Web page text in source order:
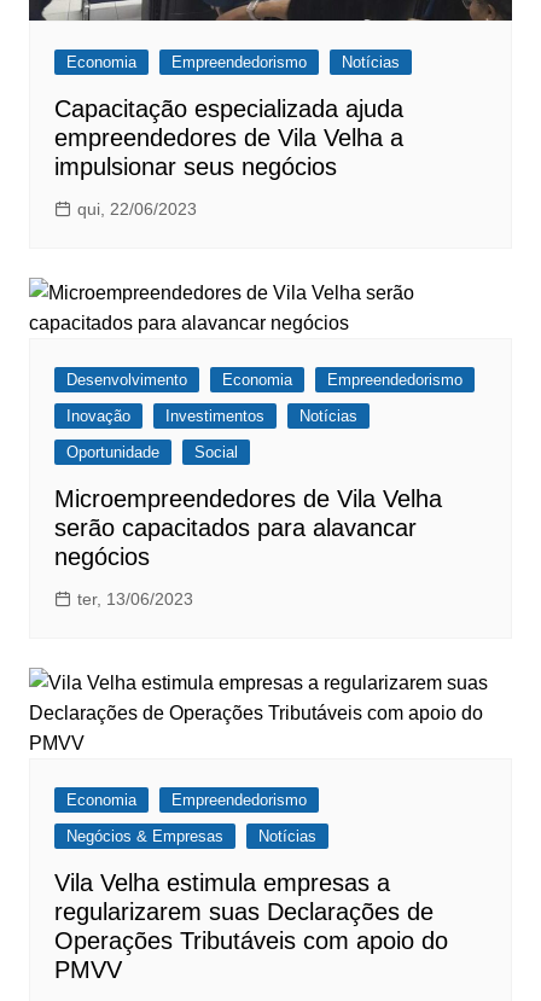
Economia Empreendedorismo Notícias
Capacitação especializada ajuda
empreendedores de Vila Velha a
impulsionar seus negócios
qui, 22/06/2023
Desenvolvimento Economia
Empreendedorismo
Inovação
Investimentos
Notícias
Oportunidade
Social
​Microempreendedores de Vila Velha
serão capacitados para alavancar
negócios
ter, 13/06/2023
Economia
Empreendedorismo
Negócios & Empresas
Notícias
Vila Velha estimula empresas a
regularizarem suas Declarações de
Operações Tributáveis ​​com apoio do
PMVV